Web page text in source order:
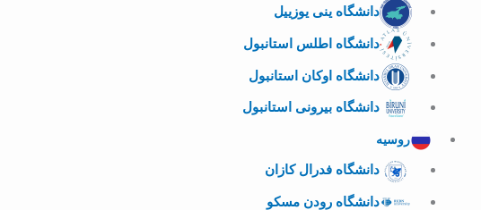
دانشگاه ینی یوزییل
دانشگاه اطلس استانبول
دانشگاه اوکان استانبول
دانشگاه بیرونی استانبول
روسیه
دانشگاه فدرال کازان
دانشگاه رودن مسکو